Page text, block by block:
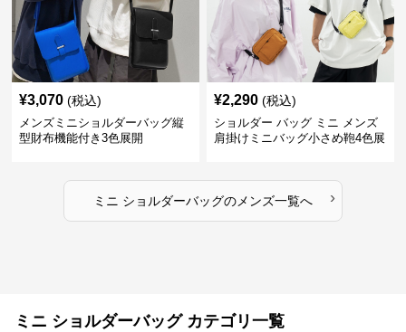
¥3,070 (税込)
メンズミニショルダーバッグ縦
型財布機能付き3色展開
¥2,290 (税込)
ショルダー バッグ ミニ メンズ
肩掛けミニバッグ小さめ鞄4色展
ミニ ショルダーバッグのメンズ一覧へ ›
ミニ ショルダーバッグ カテゴリ一覧